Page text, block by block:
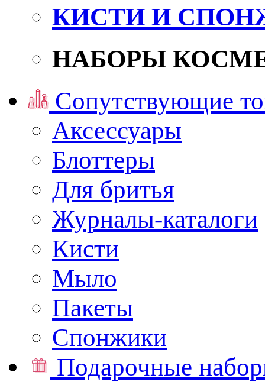
КИСТИ И
НАБОРЫ
Сопутствующие
Аксессуары
Блоттеры
Для бритья
Журналы-каталоги
Кисти
Мыло
Пакеты
Спонжики
Подарочные